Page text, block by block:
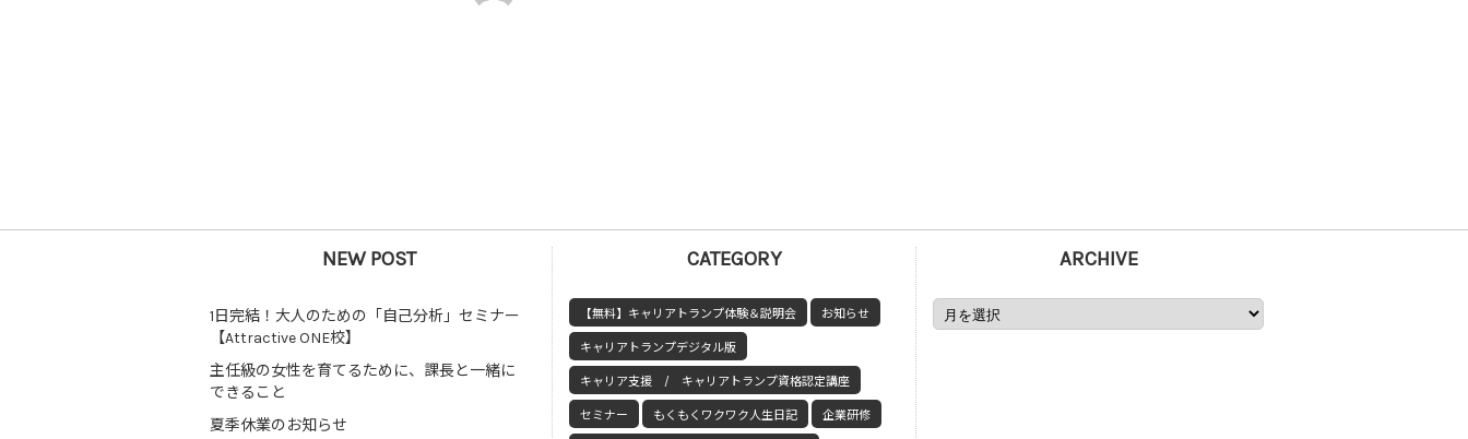
NEW POST
1日完結！大人のための「自己分析」セミナー
【Attractive ONE校】
主任級の女性を育てるために、課長と一緒に
できること
夏季休業のお知らせ
CATEGORY
【無料】キャリアトランプ体験＆説明会 お知らせ
キャリアトランプデジタル版
キャリア支援 / キャリアトランプ資格認定講座
セミナー もくもくワクワク人生日記 企業研修
ARCHIVE